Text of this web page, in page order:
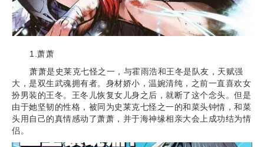
1.萧萧
萧萧是史莱克七怪之一，与霍雨浩和王冬是队友，天赋强
大，是双生武魂拥有者。身材娇小，温婉清纯，之前一直喜欢女
扮男装的王冬。王冬儿恢复女儿身之后，就断了这个念头。但是
由于她坚韧的性格，被同为史莱克七怪之一的和菜头钟情，和菜
头用自己的真情感动了萧萧，并于海神缘相亲大会上成功结为情
侣。